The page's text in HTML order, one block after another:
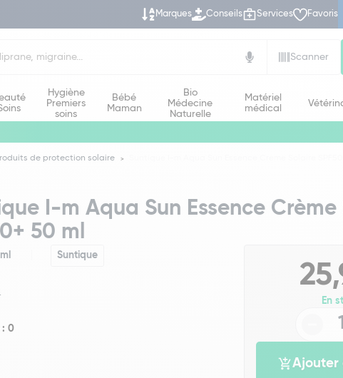
Marques Conseils Services Favoris
Scanner
Hygiène
Premiers
soins
Bébé
Maman
Bio
Médecine
Naturelle
Matériel
médical
de protection solaire
I-m Aqua Sun Essence Crème
50 ml
Suntique
: 0
En
Ajouter